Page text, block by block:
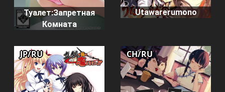
Туалет:Запретная
Комната
Utawarerumono
JP/RU CH/RU